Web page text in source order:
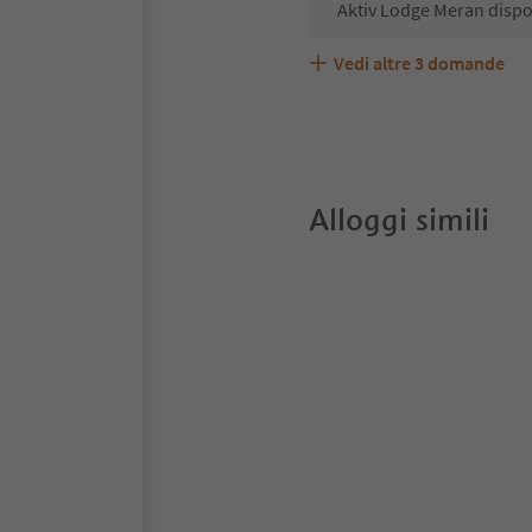
Aktiv Lodge Meran
Aktiv Lodge Meran
Quali servizi/attività
Gli ospiti di Aktiv Lodge
Vedi altre 3 domande
Alloggi simili